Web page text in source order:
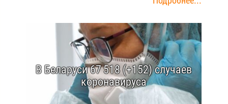
В Беларуси 67 518 (+152) случаев
коронавируса